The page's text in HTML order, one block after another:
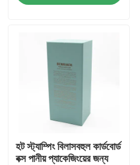
মান নিয়ন্ত্রণ
যোগাযোগ করুন
উদ্ধৃতির জন্য আবেদন
কার্ডবোর্ড পেপার গিফট বক্স
কার্ডবোর্ড টিউব উপহার বাক্স
হট স্ট্যাম্পিং বিলাসবহুল কার্ডবোর্ড
বক্স পানীয় প্যাকেজিংয়ের জন্য